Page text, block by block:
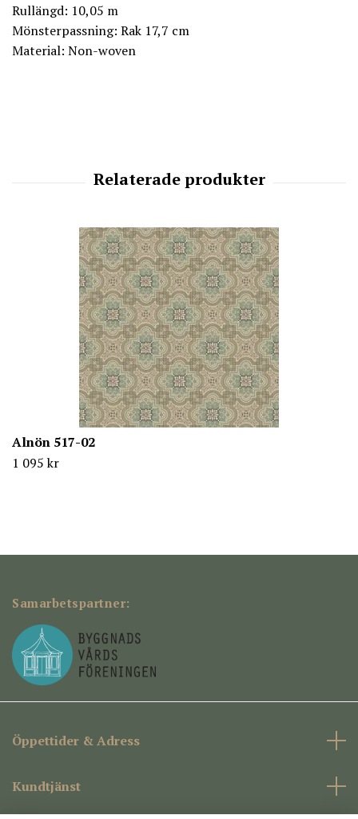
Rullängd: 10,05 m
Mönsterpassning: Rak 17,7 cm
Material: Non-woven
Alnön 517-02
1 095 kr
Samarbetspartner:
Öppettider & Adress
Kundtjänst